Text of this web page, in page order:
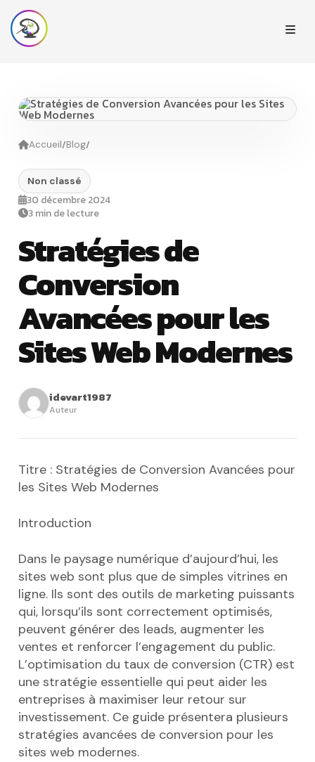
Accueil/Blog/
Non classé
30 décembre 2024
3 min de lecture
Stratégies de
Conversion
Avancées pour les
Sites Web Modernes
idevart1987
Auteur
Titre : Stratégies de Conversion Avancées pour
les Sites Web Modernes
Introduction
Dans le paysage numérique d’aujourd’hui, les
sites web sont plus que de simples vitrines en
ligne. Ils sont des outils de marketing puissants
qui, lorsqu’ils sont correctement optimisés,
peuvent générer des leads, augmenter les
ventes et renforcer l’engagement du public.
L’optimisation du taux de conversion (CTR) est
une stratégie essentielle qui peut aider les
entreprises à maximiser leur retour sur
investissement. Ce guide présentera plusieurs
stratégies avancées de conversion pour les
sites web modernes.